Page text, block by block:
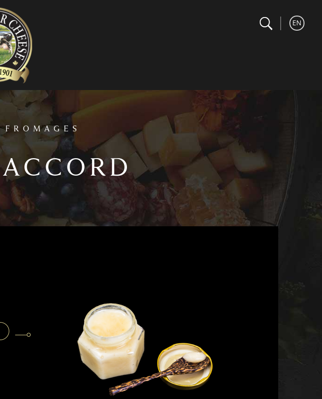
Recherche
EN